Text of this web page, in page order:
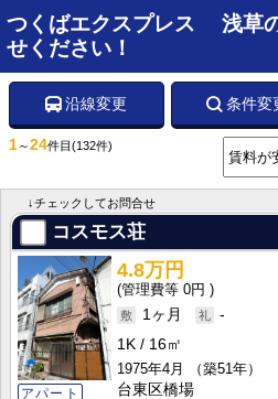
つくばエクスプレス 浅草
せください！
沿線変更 条件変
1～24件目 (132件)
↓チェックしてお問合せ
コスモス荘
アパート
4.8万円
0円
1ヶ月
-
1K
16㎡
1975年4月
（築51年）
台東区橋場